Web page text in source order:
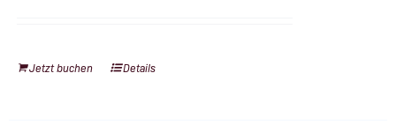
Jetzt buchen Details